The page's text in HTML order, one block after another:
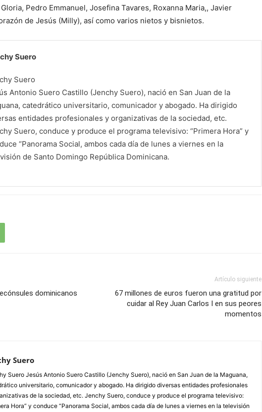
Pedro Emmanuel, Josefina Tavares, Roxanna Maria,, Javier
de Jesús (Milly), así como varios nietos y bisnietos.
Suero
Suero
Antonio Suero Castillo (Jenchy Suero), nació en San Juan de la
catedrático universitario, comunicador y abogado. Ha dirigido
entidades profesionales y organizativas de la sociedad, etc.
Suero, conduce y produce el programa televisivo: “Primera Hora” y
“Panorama Social, ambos cada día de lunes a viernes en la
de Santo Domingo República Dominicana.
dominicanos
Artículo siguiente
67 millones de euros fueron una gratitud por
cuidar al Rey Juan Carlos I en sus peores
momentos
Suero
Suero Jesús Antonio Suero Castillo (Jenchy Suero), nació en San Juan de la Maguana,
universitario, comunicador y abogado. Ha dirigido diversas entidades profesionales
de la sociedad, etc. Jenchy Suero, conduce y produce el programa televisivo:
Hora” y conduce “Panorama Social, ambos cada día de lunes a viernes en la televisión